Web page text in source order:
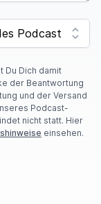
Du Dich damit
der Beantwortung
und der Versand
Podcast-
nicht statt. Hier
einsehen.